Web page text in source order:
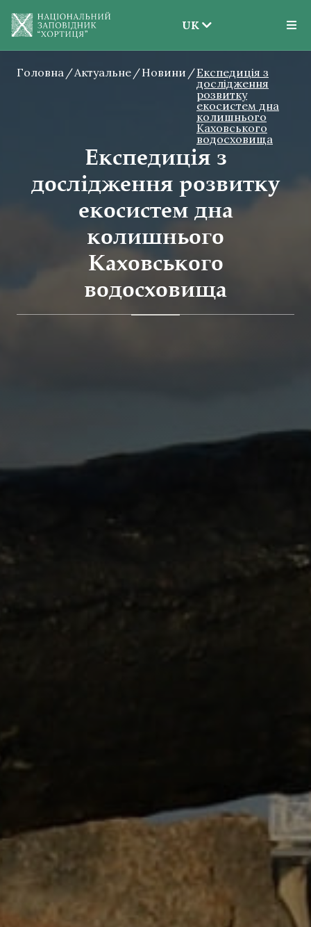
UK
EN
UK
Головна Актуальне Новини
Експедиція з
дослідження
розвитку
екосистем дна
колишнього
Каховського
водосховища
Експедиція з
дослідження розвитку
екосистем дна
колишнього
Каховського
водосховища